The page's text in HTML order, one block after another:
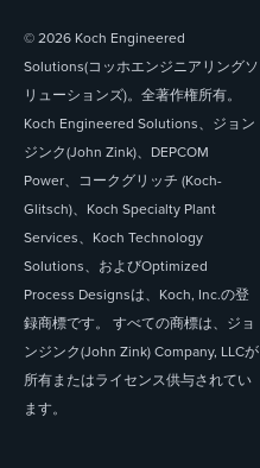
© 2026 Koch Engineered
Solutions(コッホエンジニアリングソ
リューションズ)。全著作権所有。
Koch Engineered Solutions、ジョン
ジンク(John Zink)、DEPCOM
Power、コークグリッチ (Koch-
Glitsch)、Koch Specialty Plant
Services、Koch Technology
Solutions、およびOptimized
Process Designsは、Koch, Inc.の登
録商標です。 すべての商標は、ジョ
ンジンク(John Zink) Company, LLCが
所有またはライセンス供与されてい
ます。